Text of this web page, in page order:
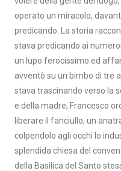
operato un miracolo,
predicando. La storia
stava predicando ai
un lupo ferocissimo ed
avventò su un bimbo di tre
stava trascinando verso la
e della madre, Francesco
liberare il fanciullo, un
colpendolo agli occhi lo
splendida chiesa del
della Basilica del Santo